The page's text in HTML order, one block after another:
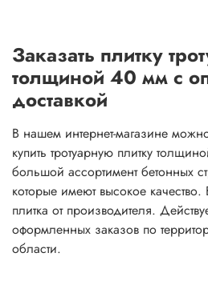
Заказать плитку
толщиной 40 мм с
доставкой
В нашем интернет-магазине
купить тротуарную плитку
большой ассортимент бетонных
которые имеют высокое
плитка от производителя.
оформленных заказов по
области.